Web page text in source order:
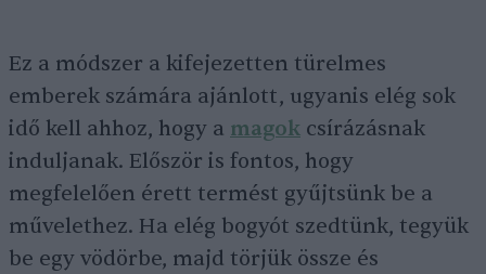
Ez a módszer a kifejezetten türelmes
emberek számára ajánlott, ugyanis elég sok
idő kell ahhoz, hogy a magok csírázásnak
induljanak. Először is fontos, hogy
megfelelően érett termést gyűjtsünk be a
művelethez. Ha elég bogyót szedtünk, tegyük
be egy vödörbe, majd törjük össze és